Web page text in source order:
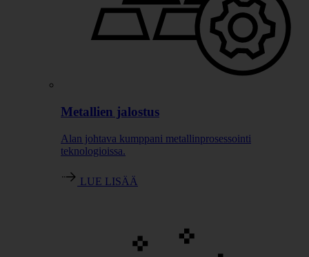
Metallien jalostus
Alan johtava kumppani metallinprosessointi
teknologioissa.
LUE LISÄÄ